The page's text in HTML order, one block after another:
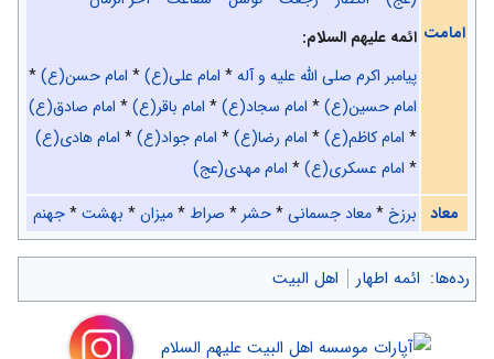
امامت ائمه علیهم السلام:
پیامبر اکرم صلی الله علیه و آله* امام علی(ع)* امام حسن(ع)*
امام حسین(ع)* امام سجاد(ع)* امام باقر(ع)* امام صادق(ع)
* امام کاظم(ع)* امام رضا(ع)* امام جواد(ع)* امام هادی(ع)
* امام عسکری(ع)* امام مهدی(عج)
معاد برزخ*معاد جسمانی*حشر * صراط *میزان* بهشت*جهنم
رده‌ها: ائمه اطهار اهل البیت